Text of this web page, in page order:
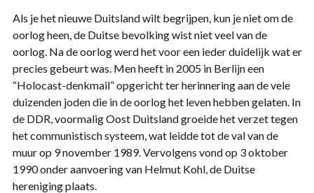
Als je het nieuwe Duitsland wilt begrijpen, kun je niet om de
oorlog heen, de Duitse bevolking wist niet veel van de
oorlog. Na de oorlog werd het voor een ieder duidelijk wat er
precies gebeurt was. Men heeft in 2005 in Berlijn een
“Holocast-denkmail” opgericht ter herinnering aan de vele
duizenden joden die in de oorlog het leven hebben gelaten. In
de DDR, voormalig Oost Duitsland groeide het verzet tegen
het communistisch systeem, wat leidde tot de val van de
muur op 9 november 1989. Vervolgens vond op 3 oktober
1990 onder aanvoering van Helmut Kohl, de Duitse
hereniging plaats.